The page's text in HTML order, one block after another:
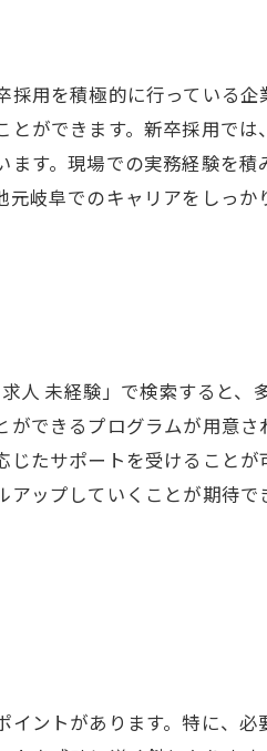
用を積極的に行っている
ができます。新卒採用で
す。現場での実務経験を
岐阜でのキャリアをしっか
人 未経験」で検索すると
できるプログラムが用意
たサポートを受けること
ップしていくことが期待
ントがあります。特に、